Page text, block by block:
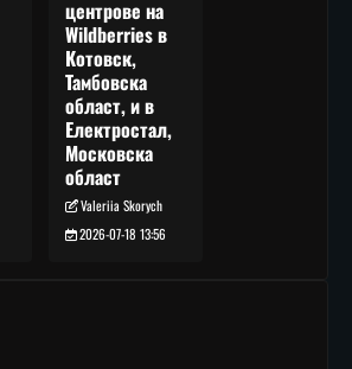
центрове на
Wildberries в
Котовск,
Тамбовска
област, и в
Електростал,
Московска
област
Valeriia Skorych
2026-07-18 13:56